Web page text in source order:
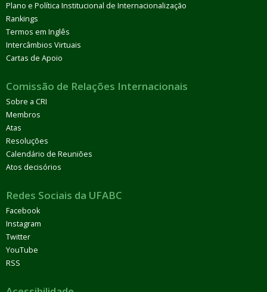
Plano e Política Institucional de Internacionalização
Rankings
Termos em Inglês
Intercâmbios Virtuais
Cartas de Apoio
Comissão de Relações Internacionais
Sobre a CRI
Membros
Atas
Resoluções
Calendário de Reuniões
Atos decisórios
Redes Sociais da UFABC
Facebook
Instagram
Twitter
YouTube
RSS